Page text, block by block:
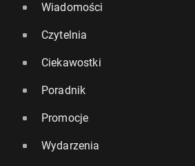
Wiadomości
Czytelnia
Ciekawostki
Poradnik
Promocje
Wydarzenia